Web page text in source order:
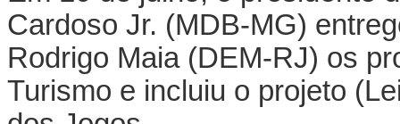
Cardoso Jr. (MDB-MG)
Rodrigo Maia (DEM-RJ) os
Turismo e incluiu o projeto